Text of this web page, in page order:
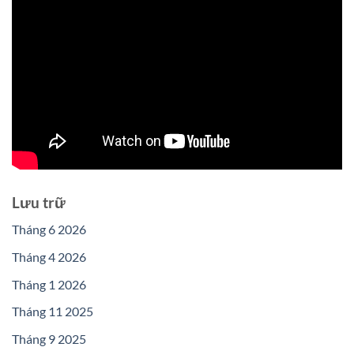
Lưu trữ
Tháng 6 2026
Tháng 4 2026
Tháng 1 2026
Tháng 11 2025
Tháng 9 2025